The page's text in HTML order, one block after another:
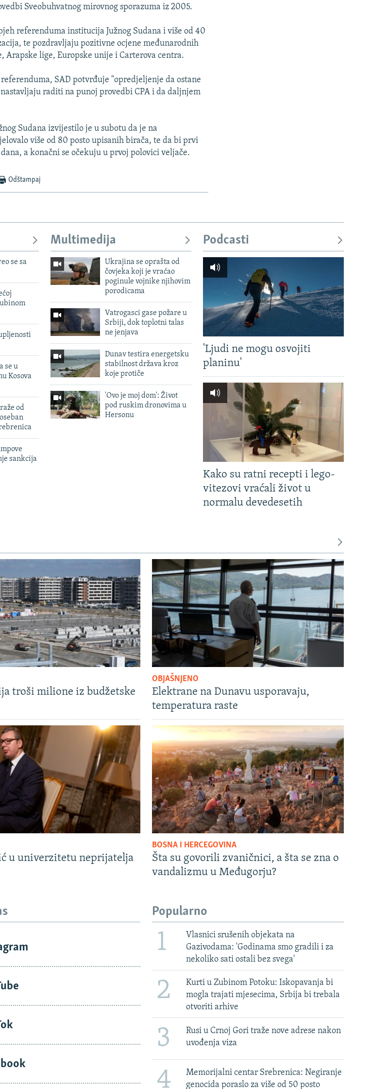
Sveobuhvatnog mirovnog sporazuma iz 2005.
referenduma institucija Južnog Sudana i više od 40
te pozdravljaju pozitivne ocjene međunarodnih
lige, Europske unije i Carterova centra.
SAD potvrđuje "opredjeljenje da ostane
raditi na punoj provedbi CPA i da daljnjem
Sudana izvijestilo je u subotu da je na
više od 80 posto upisanih birača, te da bi prvi
a konačni se očekuju u prvoj polovici veljače.
Odštampaj
se sa
se u
Kosova
od
sankcija
Multimedija
Ukrajina se oprašta od
čovjeka koji je vraćao
poginule vojnike njihovim
porodicama
Vatrogasci gase požare u
Srbiji, dok toplotni talas
ne jenjava
Dunav testira energetsku
stabilnost država kroz
koje protiče
'Ovo je moj dom': Život
pod ruskim dronovima u
Hersonu
Podcasti
'Ljudi ne mogu osvojiti
planinu'
Kako su ratni recepti i lego-
vitezovi vraćali život u
normalu devedesetih
troši milione iz budžetske
OBJAŠNJENO
Elektrane na Dunavu usporavaju,
temperatura raste
u univerzitetu neprijatelja
BOSNA I HERCEGOVINA
Šta su govorili zvaničnici, a šta se zna o
vandalizmu u Međugorju?
Popularno
1
Vlasnici srušenih objekata na
Gazivodama: 'Godinama smo gradili i za
nekoliko sati ostali bez svega'
2
Kurti u Zubinom Potoku: Iskopavanja bi
mogla trajati mjesecima, Srbija bi trebala
otvoriti arhive
3
Rusi u Crnoj Gori traže nove adrese nakon
uvođenja viza
4
Memorijalni centar Srebrenica: Negiranje
genocida poraslo za više od 50 posto